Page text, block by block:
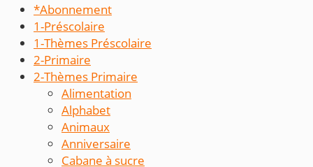
*Abonnement
1-Préscolaire
1-Thèmes Préscolaire
2-Primaire
2-Thèmes Primaire
Alimentation
Alphabet
Animaux
Anniversaire
Cabane à sucre